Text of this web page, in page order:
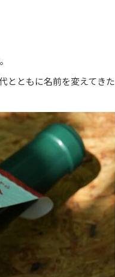
とともに名前を変えてきた